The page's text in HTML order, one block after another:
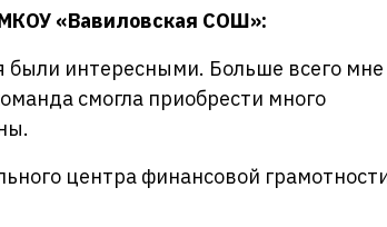
МКОУ «Вавиловская СОШ»:
были интересными. Больше всего мне
смогла приобрести много
центра финансовой